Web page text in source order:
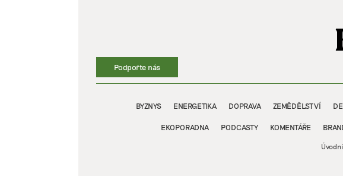
Podpořte nás
BYZNYS ENERGETIKA DOPRAVA ZEMĚDĚLSTVÍ
EKOPORADNA PODCASTY KOMENTÁŘE